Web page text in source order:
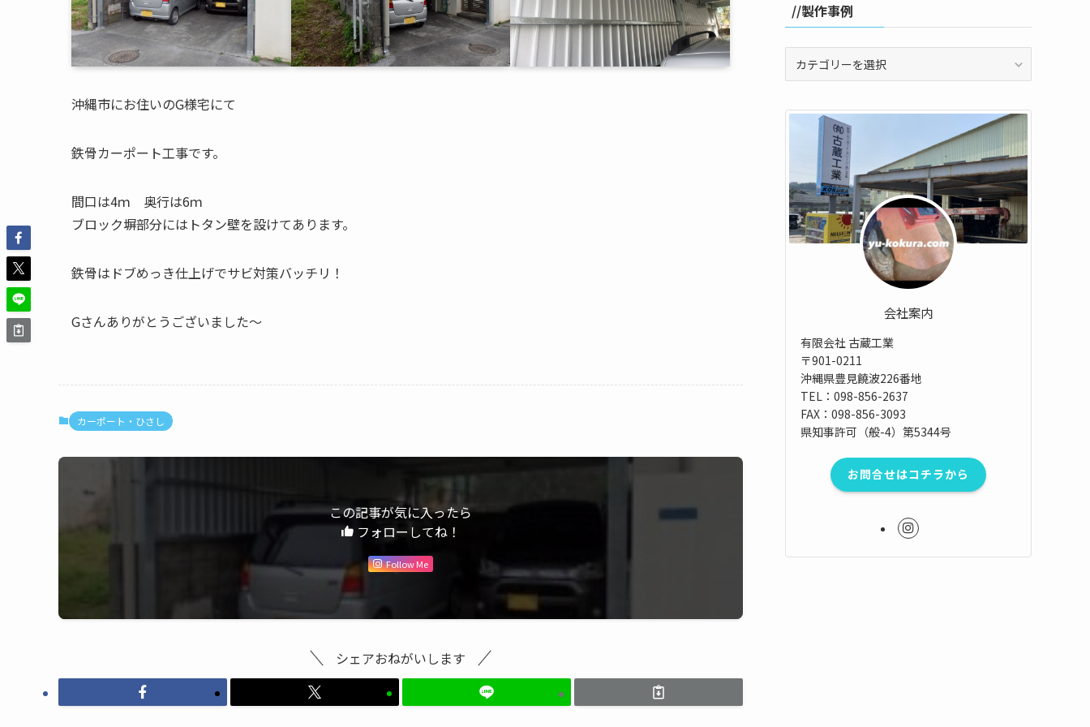
沖縄市にお住いのG様宅にて
鉄骨カーポート工事です。
間口は4ｍ 奥行は6ｍ
ブロック塀部分にはトタン壁を設けてあります。
鉄骨はドブめっき仕上げでサビ対策バッチリ！
Gさんありがとうございました〜
カーポート・ひさし
この記事が気に入ったら
フォローしてね！
Follow Me
シェアおねがいします
//製作事例
事
会社案内
有限会社 古蔵工業
〒901-0211
沖縄県豊見饒波226番地
TEL：098-856-2637
FAX：098-856-3093
県知事許可（般-4）第5344号
お問合せはコチラから